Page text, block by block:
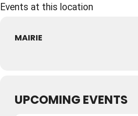
Events at this location
MAIRIE
UPCOMING EVENTS